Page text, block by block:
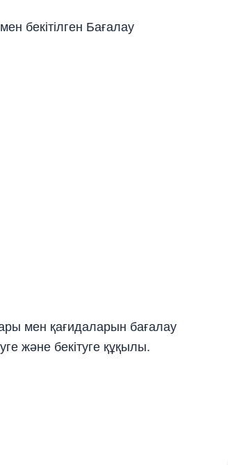
бекітілген Бағалау
мен қағидаларын бағалау
және бекітуге құқылы.